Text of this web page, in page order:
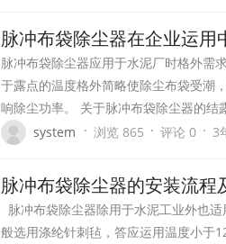
脉冲布袋除尘器在企业运用
脉冲布袋除尘器应用于水泥厂时格外需
于露点的温度格外简略使除尘布袋受潮
响除尘功率。 关于脉冲布袋除尘器的
system · 浏览 865 · 评论 0 · 3
脉冲布袋除尘器的安装流程
脉冲布袋除尘器除用于水泥工业外也
般选用涤纶针刺毡，答应运用温度小